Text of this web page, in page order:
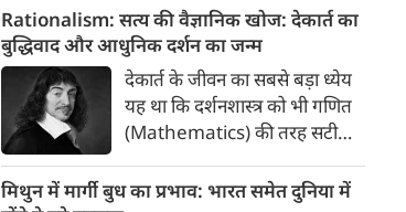
परिवर्तन के चलते 3 राशि के लोगों
को 12 अगस्त तक रहना होगा
सावधान। चलिए जानते हैं कि किन
राशि 3 राशियों को रहना होगा
सावधान।
Rationalism: सत्य की वैज्ञानिक खोज: देकार्त का
बुद्धिवाद और आधुनिक दर्शन का जन्म
देकार्त के जीवन का सबसे बड़ा ध्येय
यह था कि दर्शनशास्त्र को भी गणित
(Mathematics) की तरह सटीक,
जाए। वे एक ऐसा सार्वभौमिक सत्य
मिथुन में मार्गी बुध का प्रभाव: भारत समेत दुनिया में